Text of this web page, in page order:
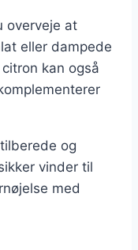
overveje at
eller dampede
kan også
og
vinder til
med